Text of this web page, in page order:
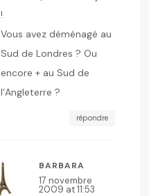
!
Vous avez déménagé au
Sud de Londres ? Ou
encore + au Sud de
l’Angleterre ?
répondre
BARBARA
17 novembre
2009 at 11:53